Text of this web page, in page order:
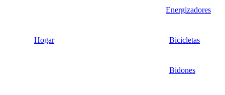
Energizadores
Hogar Bicicletas
Bidones